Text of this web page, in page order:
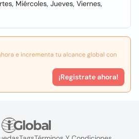
Miércoles, Jueves, Viernes,
e incrementa tu alcance global con
¡Registrate ahora!